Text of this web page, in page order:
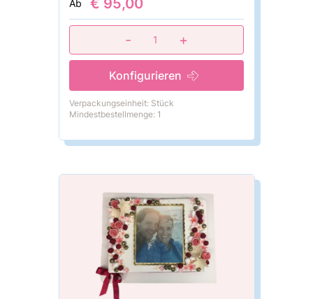
Ab € 95,00
- 1 +
Konfigurieren
Verpackungseinheit: Stück
Mindestbestellmenge: 1